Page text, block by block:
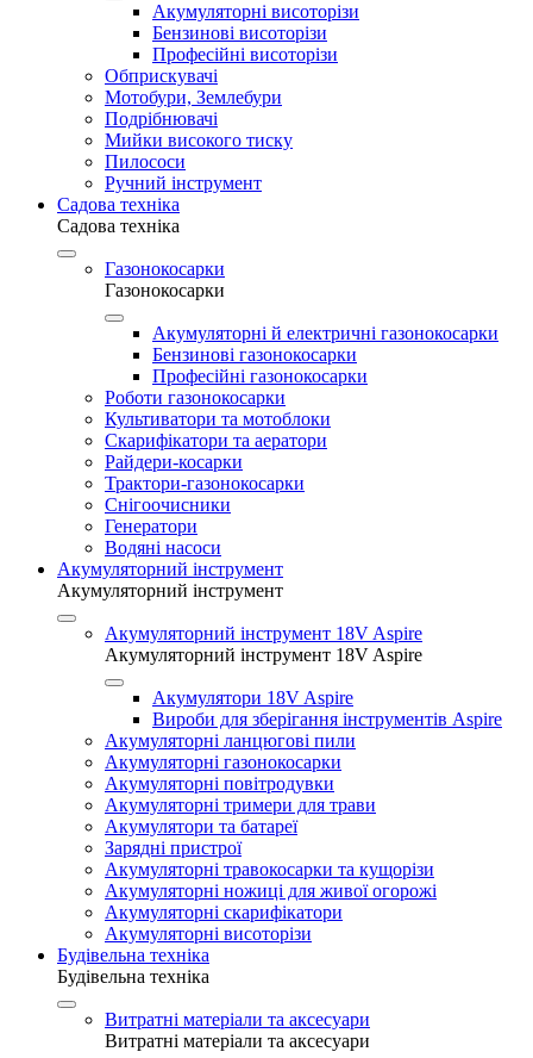
Акумуляторні висоторізи
Бензинові висоторізи
Професійні висоторізи
Обприскувачі
Мотобури, Землебури
Подрібнювачі
Мийки високого тиску
Пилососи
Ручний інструмент
Садова техніка
Садова техніка
Газонокосарки
Газонокосарки
Акумуляторні й електричні газонокосарки
Бензинові газонокосарки
Професійні газонокосарки
Роботи газонокосарки
Культиватори та мотоблоки
Скарифікатори та аератори
Райдери-косарки
Трактори-газонокосарки
Снігоочисники
Генератори
Водяні насоси
Акумуляторний інструмент
Акумуляторний інструмент
Акумуляторний інструмент 18V Aspire
Акумуляторний інструмент 18V Aspire
Акумулятори 18V Aspire
Вироби для зберігання інструментів Aspire
Акумуляторні ланцюгові пили
Акумуляторні газонокосарки
Акумуляторні повітродувки
Акумуляторні тримери для трави
Акумулятори та батареї
Зарядні пристрої
Акумуляторні травокосарки та кущорізи
Акумуляторні ножиці для живої огорожі
Акумуляторні скарифікатори
Акумуляторні висоторізи
Будівельна техніка
Будівельна техніка
Витратні матеріали та аксесуари
Витратні матеріали та аксесуари